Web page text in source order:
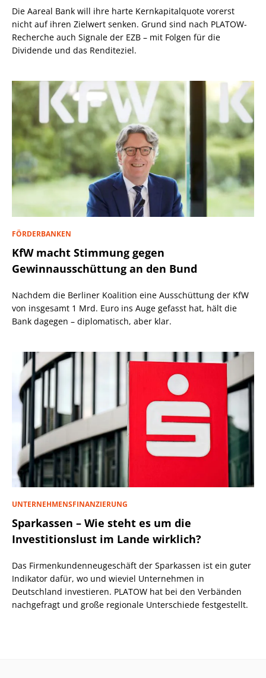
Die Aareal Bank will ihre harte Kernkapitalquote vorerst
nicht auf ihren Zielwert senken. Grund sind nach PLATOW-
Recherche auch Signale der EZB – mit Folgen für die
Dividende und das Renditeziel.
FÖRDERBANKEN
KfW macht Stimmung gegen
Gewinnausschüttung an den Bund
Nachdem die Berliner Koalition eine Ausschüttung der KfW
von insgesamt 1 Mrd. Euro ins Auge gefasst hat, hält die
Bank dagegen – diplomatisch, aber klar.
UNTERNEHMENSFINANZIERUNG
Sparkassen – Wie steht es um die
Investitionslust im Lande wirklich?
Das Firmenkundenneugeschäft der Sparkassen ist ein guter
Indikator dafür, wo und wieviel Unternehmen in
Deutschland investieren. PLATOW hat bei den Verbänden
nachgefragt und große regionale Unterschiede festgestellt.